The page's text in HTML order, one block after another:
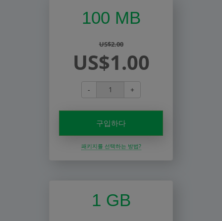
100 MB
US$2.00
US$1.00
- +
구입하다
패키지를 선택하는 방법?
1 GB